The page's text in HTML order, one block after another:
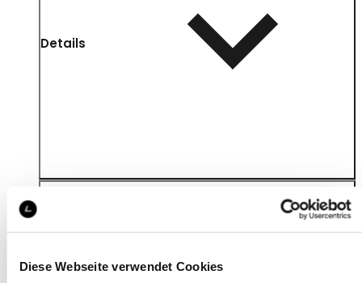
Diese Webseite verwendet Cookies
Details